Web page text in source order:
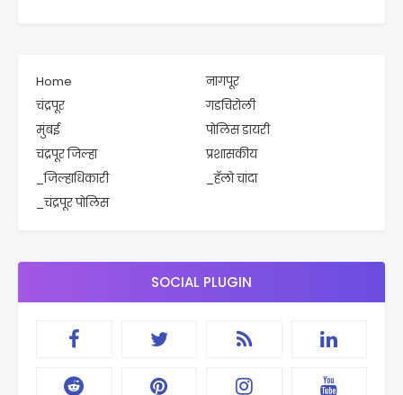
Home
नागपूर
चंद्रपूर
गडचिरोली
मुंबई
पोलिस डायरी
चंद्रपूर जिल्हा
प्रशासकीय
_जिल्हाधिकारी
_हॅलो चांदा
_चंद्रपूर पोलिस
SOCIAL PLUGIN